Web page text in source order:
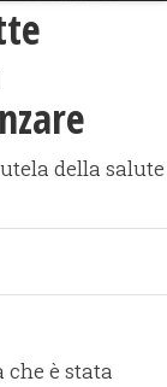
della salute
è stata